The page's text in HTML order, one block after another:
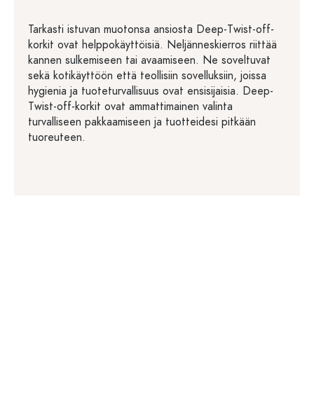
Tarkasti istuvan muotonsa ansiosta Deep-Twist-off-
korkit ovat helppokäyttöisiä. Neljänneskierros riittää
kannen sulkemiseen tai avaamiseen. Ne soveltuvat
sekä kotikäyttöön että teollisiin sovelluksiin, joissa
hygienia ja tuoteturvallisuus ovat ensisijaisia. Deep-
Twist-off-korkit ovat ammattimainen valinta
turvalliseen pakkaamiseen ja tuotteidesi pitkään
tuoreuteen.